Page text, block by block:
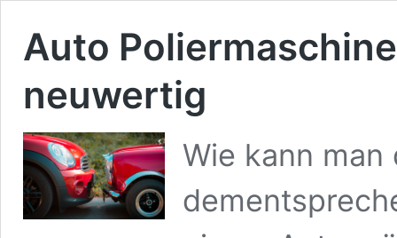
Auto
neuwertig
Wie kann